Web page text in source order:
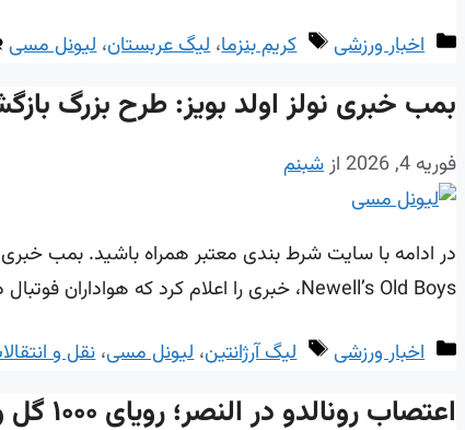
دسته‌ها
اخبار ورزشی برچسب‌ها
کریم بنزما،لیگ عربستان،لیونل مسی
بمب خبری نولز اولد بویز: طرح بزرگ
فوریه 4, 2026 ازشبنم
Newell’s Old Boys، خبری را اعلام کرد که هواداران فوتبال در آرژانتین را به مرز جنون رسانده است: آنها به شدت روی پروژه بازگشت Lionel Messi …
دسته‌ها
اخبار ورزشی برچسب‌ها
لیگ آرژانتین،لیونل مسی،نقل و
اعتصاب رونالدو در النصر؛ رویای ۱۰۰۰ گل و شایعه انتقال به MLS